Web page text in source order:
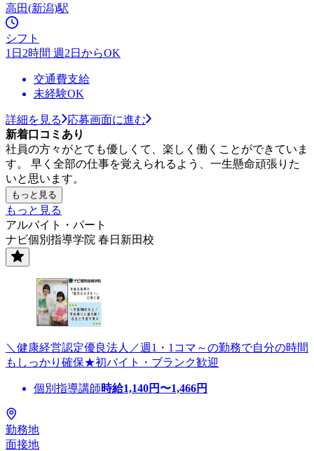
高田(新潟)駅
シフト
1日2時間 週2日からOK
交通費支給
未経験OK
詳細を見る
応募画面に進む
新着口コミあり
社員の方々がとても優しくて、楽しく働くことができていま
す。 早く全部の仕事を覚えられるよう、一生懸命頑張りた
いと思います。
もっと見る
もっと見る
アルバイト・パート
ナビ個別指導学院 春日新田校
＼健康経営認定優良法人／週1・1コマ～の勤務で自分の時間
もしっかり確保★初バイト・ブランク歓迎
個別指導講師時給1,140円〜1,466円
勤務地
面接地